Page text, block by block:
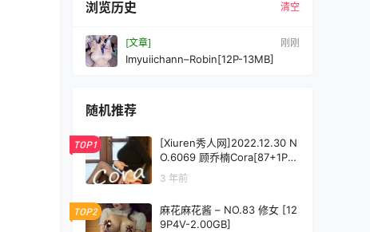
浏览历史 清空
[文章] 刚刚
Imyuiichann–Robin[12P-13MB]
随机推荐
TOP1
[Xiuren秀人网]2022.12.30 N
O.6069 顾乔楠Cora[87+1P／
730MB]
3 年前
TOP2
麻花麻花酱 – NO.83 修女 [12
9P4V-2.00GB]